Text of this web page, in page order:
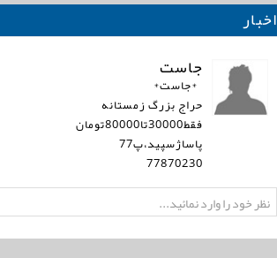
اخبار
جاست
*جاست*
حراج بزرگ زمستانه
فقط30000تا80000تومان
پاساژسپيد،پ77
77870230